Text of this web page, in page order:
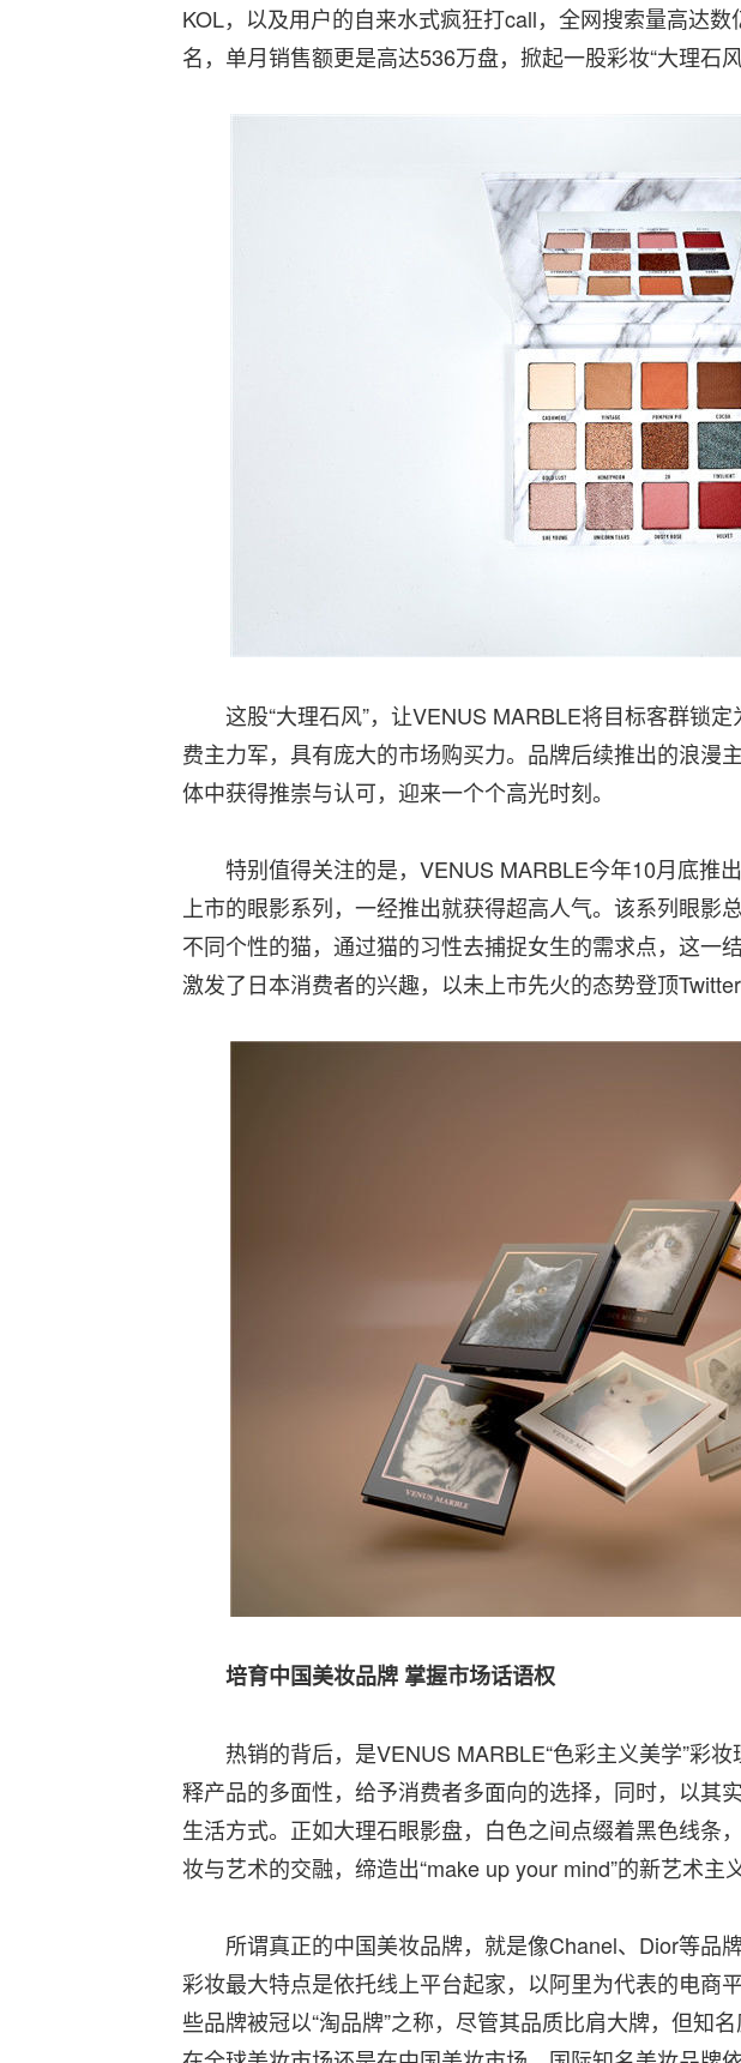
KOL，以及用户的自来水式疯狂打call，全网搜索量高达
名，单月销售额更是高达536万盘，掀起一股彩妆“大理石风
这股“大理石风”，让VENUS MARBLE将目标客群锁定
费主力军，具有庞大的市场购买力。品牌后续推出的浪漫
体中获得推崇与认可，迎来一个个高光时刻。
特别值得关注的是，VENUS MARBLE今年10月底推出
上市的眼影系列，一经推出就获得超高人气。该系列眼影
不同个性的猫，通过猫的习性去捕捉女生的需求点，这一
激发了日本消费者的兴趣，以未上市先火的态势登顶
培育中国美妆品牌 掌握市场话语权
热销的背后，是VENUS MARBLE“色彩主义美学”彩妆
释产品的多面性，给予消费者多面向的选择，同时，以其
生活方式。正如大理石眼影盘，白色之间点缀着黑色线条
妆与艺术的交融，缔造出“make up your mind”的新艺术主
所谓真正的中国美妆品牌，就是像Chanel、Dior等品
彩妆最大特点是依托线上平台起家，以阿里为代表的电商
些品牌被冠以“淘品牌”之称，尽管其品质比肩大牌，但知